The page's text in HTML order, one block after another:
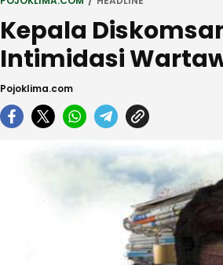
Kepala
Intimidasi
Pojoklima.com